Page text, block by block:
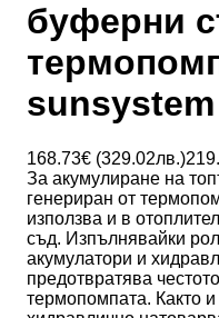
буферни
sunsystem
168.73€ (329.02лв.)
За акумулиране на
генериран от
използва и в
съд. Изпълнявайки
акумулатори и
предотвратява
термопомпата. Както